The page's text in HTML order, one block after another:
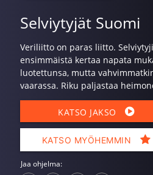
Selviytyjät Suomi
Veriliitto on paras liitto.
ensimmäistä kertaa napata
luotettunsa, mutta
vaarassa. Riku paljastaa
KATSO JAKSO
KATSO MYÖHEMMIN
Jaa ohjelma: